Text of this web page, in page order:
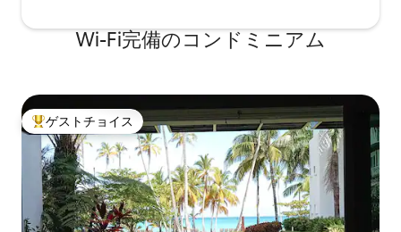
Wi-Fi完備のコンドミニアム
大好評のゲストチョイスです。
ゲストチョイス